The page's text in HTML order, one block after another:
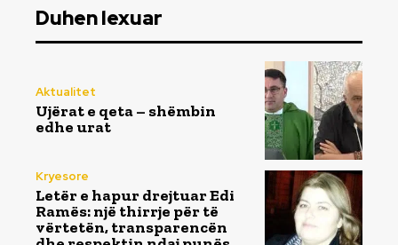
Duhen lexuar
Aktualitet
Ujërat e qeta – shëmbin
edhe urat
Kryesore
Letër e hapur drejtuar Edi
Ramës: një thirrje për të
vërtetën, transparencën